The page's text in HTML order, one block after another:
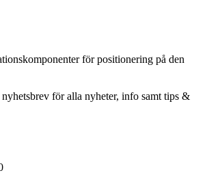
för positionering på den
för alla nyheter, info samt tips &